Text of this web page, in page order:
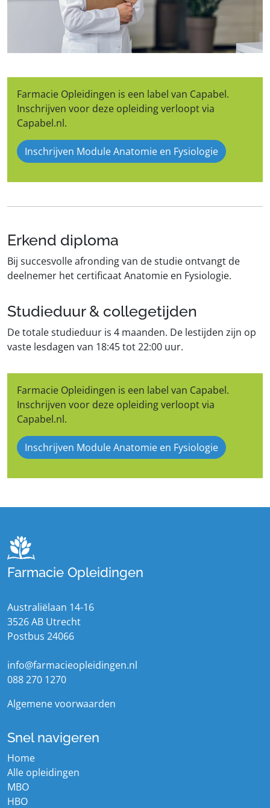
Farmacie Opleidingen is een label van Capabel.
Inschrijven voor deze opleiding verloopt via
Capabel.nl.
Inschrijven Module Anatomie en Fysiologie
Erkend diploma
Bij succesvolle afronding van de studie ontvangt de
deelnemer het certificaat Anatomie en Fysiologie.
Studieduur & collegetijden
De totale studieduur is 4 maanden. De lestijden zijn op
vaste lesdagen van 18:45 tot 22:00 uur.
Farmacie Opleidingen is een label van Capabel.
Inschrijven voor deze opleiding verloopt via
Capabel.nl.
Inschrijven Module Anatomie en Fysiologie
Farmacie Opleidingen
Australiëlaan 14-16
3526 AB Utrecht
Postbus 24066
info@farmacieopleidingen.nl
088 270 1270
Algemene voorwaarden
Snel navigeren
Home
Alle opleidingen
MBO
HBO